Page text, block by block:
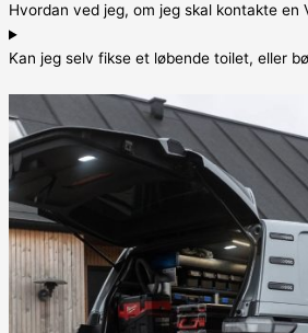
Hvordan ved jeg, om jeg skal kontakte en
Kan jeg selv fikse et løbende toilet, eller